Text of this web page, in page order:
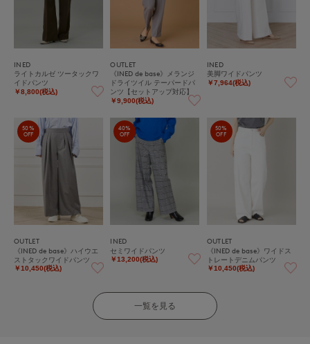
INED
ライトカルゼ ツータックワ
イドパンツ
￥8,800(税込)
OUTLET
《INED de base》メランジ
ドライツイル テーパードパ
ンツ【セットアップ対応】
￥9,900(税込)
INED
美脚ワイドパンツ
￥7,964(税込)
50%
OFF
OUTLET
《INED de base》ハイウエ
ストタックワイドパンツ
￥10,450(税込)
40%
OFF
INED
セミワイドパンツ
￥13,200(税込)
50%
OFF
OUTLET
《INED de base》ワイドス
トレートデニムパンツ
￥10,450(税込)
一覧を見る